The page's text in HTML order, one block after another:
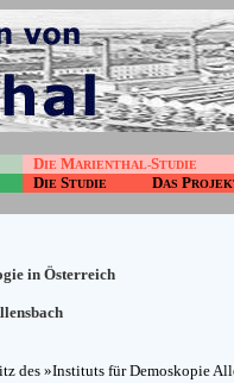
DIE MARIENTHAL-STUDIE
DIESTUDIE DAS P
in Österreich
des »Instituts für Demoskopie